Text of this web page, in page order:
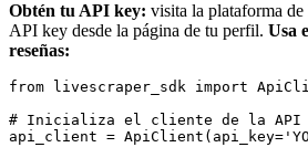
Obtén tu API key: visita la plataforma
API key desde la página de tu perfil. Usa
reseñas:
from livescraper_sdk import
# Inicializa el cliente de la API
api_client =